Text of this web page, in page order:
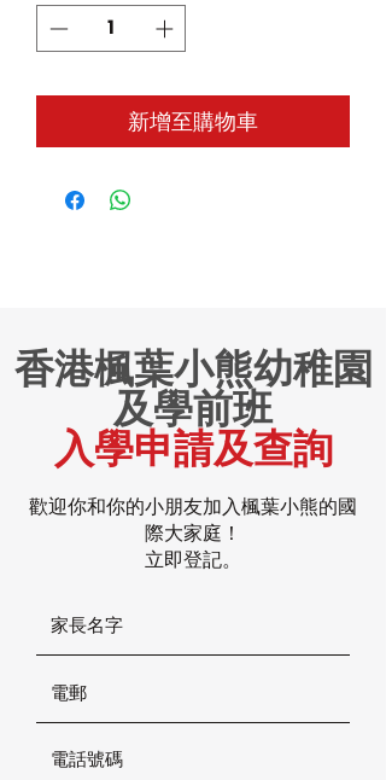
新增至購物車
香港楓葉小熊幼稚園
及學前班
入學申請及查詢
歡迎你和你的小朋友加入楓葉小熊的國
際大家庭！
立即登記。